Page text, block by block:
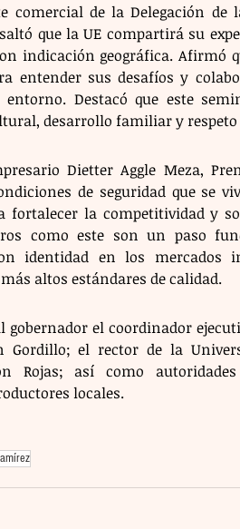
comercial de la Delegación de
que la UE compartirá su
indicación geográfica. Afirmó
entender sus desafíos y
entorno. Destacó que este
desarrollo familiar y
Dietter Aggle Meza,
de seguridad que se
fortalecer la competitividad y
como este son un paso
identidad en los mercados
altos estándares de calidad.
gobernador el coordinador
Gordillo; el rector de la
Rojas; así como
locales.